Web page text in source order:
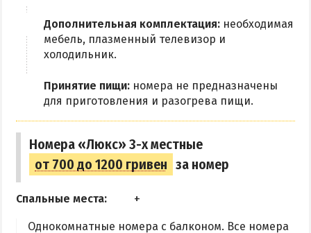
Сафари-Парк
Виндсерфинг
ЭКСКУРСИИ И МАРШРУТЫ
Аскания-Нова
Остров Папанина
ПРОЕЗД
Дополнительная комплектация: необходимая
мебель, плазменный телевизор и
холодильник.
Принятие пищи: номера не предназначены
для приготовления и разогрева пищи.
Номера «Люкс» 3-х местные
от 700 до 1200 гривен за номер
Спальные места:
Однокомнатные номера с балконом. Все номера